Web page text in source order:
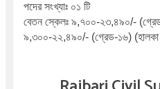
পদের সংখ্যাঃ ০১ টি
বেতন স্কেলঃ ৯,৭০০-২৩,৪৯০/-
৯,৩০০-২২,৪৯০/- (গ্রেড-১৬) (হালকা